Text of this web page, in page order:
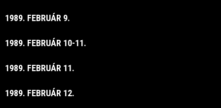
1989. FEBRUÁR 9.
1989. FEBRUÁR 10-11.
1989. FEBRUÁR 11.
1989. FEBRUÁR 12.